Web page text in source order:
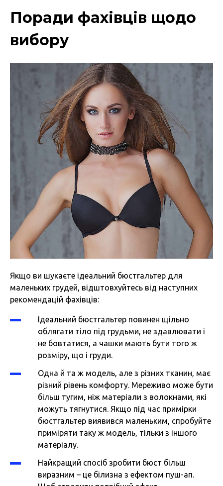
Поради фахівців щодо
вибору
Якщо ви шукаєте ідеальний бюстгальтер для
маленьких грудей, відштовхуйтесь від наступних
рекомендацій фахівців:
Ідеальний бюстгальтер повинен щільно
облягати тіло під грудьми, не здавлювати і
не бовтатися, а чашки мають бути того ж
розміру, що і груди.
Одна й та ж модель, але з різних тканин, має
різний рівень комфорту. Мереживо може бути
більш тугим, ніж матеріали з волокнами, які
можуть тягнутися. Якщо під час примірки
бюстгальтер виявився маленьким, спробуйте
приміряти таку ж модель, тільки з іншого
матеріалу.
Найкращий спосіб зробити бюст більш
виразним – це білизна з ефектом пуш-ап.